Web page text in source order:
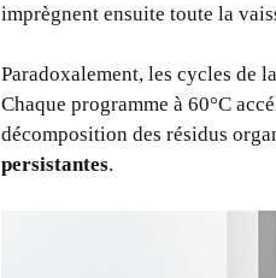
imprègnent ensuite toute la
Paradoxalement, les cycles de
Chaque programme à 60°C
décomposition des résidus
persistantes.